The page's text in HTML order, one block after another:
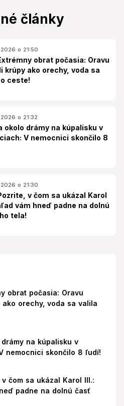
články
o 21:50
obrat počasia: Oravu
krúpy ako orechy, voda sa
ceste!
o 21:32
okolo drámy na kúpalisku v
V nemocnici skončilo 8
o 21:30
v čom sa ukázal Karol
vám hneď padne na dolnú
tela!
obrat počasia: Oravu
orechy, voda sa valila
na kúpalisku v
nemocnici skončilo 8 ľudí!
v čom sa ukázal Karol III.:
padne na dolnú časť